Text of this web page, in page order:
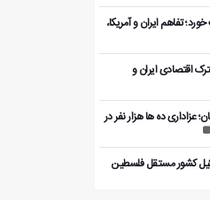
تفاهم ایران و آمریکا،
اقتصادی ایران و
عزاداری ده ها هزار نفر در
کشور مستقل فلسطین